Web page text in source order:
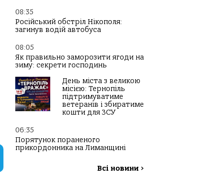
08:35
Російський обстріл Нікополя:
загинув водій автобуса
08:05
Як правильно заморозити ягоди на
зиму: секрети господинь
День міста з великою
місією: Тернопіль
підтримуватиме
ветеранів і збиратиме
кошти для ЗСУ
06:35
Порятунок пораненого
прикордонника на Лиманщині
Всі новини >